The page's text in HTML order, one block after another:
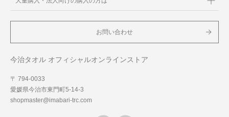
お問い合わせ
今治タオル オフィシャルオンラインストア
〒 794-0033
愛媛県今治市東門町5-14-3
shopmaster@imabari-trc.com